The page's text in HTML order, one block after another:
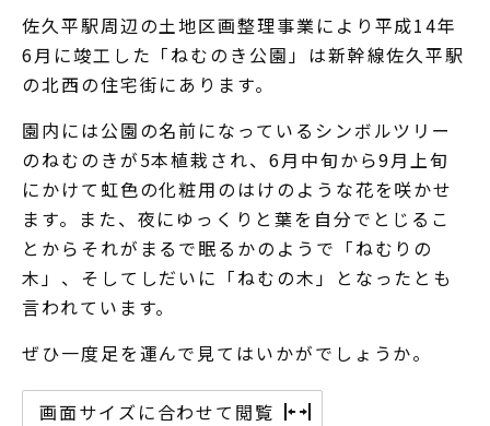
佐久平駅周辺の土地区画整理事業により平成14年
6月に竣工した「ねむのき公園」は新幹線佐久平駅
の北西の住宅街にあります。
園内には公園の名前になっているシンボルツリー
のねむのきが5本植栽され、6月中旬から9月上旬
にかけて虹色の化粧用のはけのような花を咲かせ
ます。また、夜にゆっくりと葉を自分でとじるこ
とからそれがまるで眠るかのようで「ねむりの
木」、そしてしだいに「ねむの木」となったとも
言われています。
ぜひ一度足を運んで見てはいかがでしょうか。
画面サイズに合わせて閲覧